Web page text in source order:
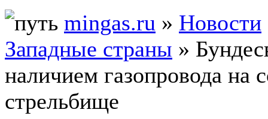
mingas.ru » Новости
Западные страны »
наличием газопровода на
стрельбище